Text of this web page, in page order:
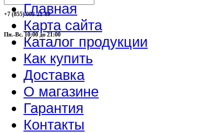
+7 (855) 008-21-89
Пн.-Вс. 10:00 до 21:00
Главная
Карта сайта
Каталог продукции
Как купить
Доставка
О магазине
Гарантия
Контакты